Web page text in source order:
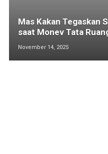
Mas Kakan Tegaskan
saat Monev Tata
November 14, 2025